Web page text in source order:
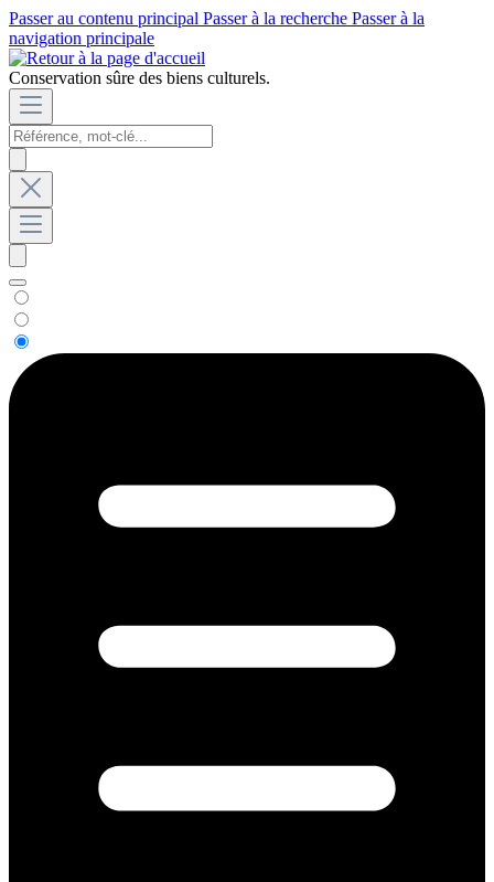
Passer au contenu principal Passer à la recherche Passer à la
navigation principale
Conservation sûre des biens culturels.